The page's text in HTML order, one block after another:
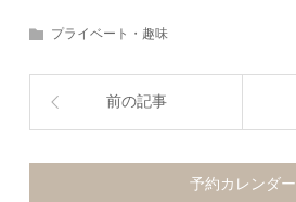
プライベート・趣味
前の記事
予約カレンダー